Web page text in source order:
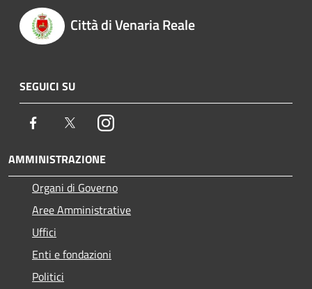
Città di Venaria Reale
SEGUICI SU
Facebook TwitterInstagram
AMMINISTRAZIONE
Organi di Governo
Aree Amministrative
Uffici
Enti e fondazioni
Politici